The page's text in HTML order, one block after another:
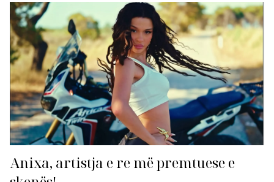
Anixa, artistja e re më premtuese e